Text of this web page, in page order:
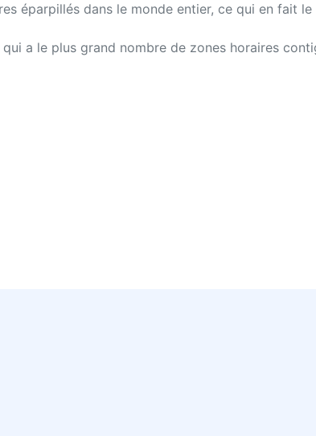
éparpillés dans le monde entier, ce qui en fait
qui a le plus grand nombre de zones horaires